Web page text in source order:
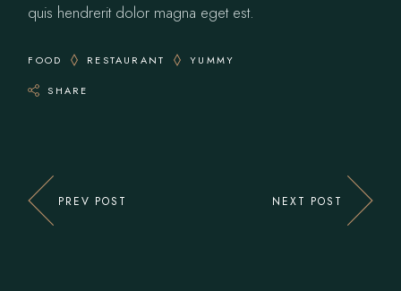
quis hendrerit dolor magna eget est.
FOOD RESTAURANT YUMMY
SHARE
PREV POST NEXT POST